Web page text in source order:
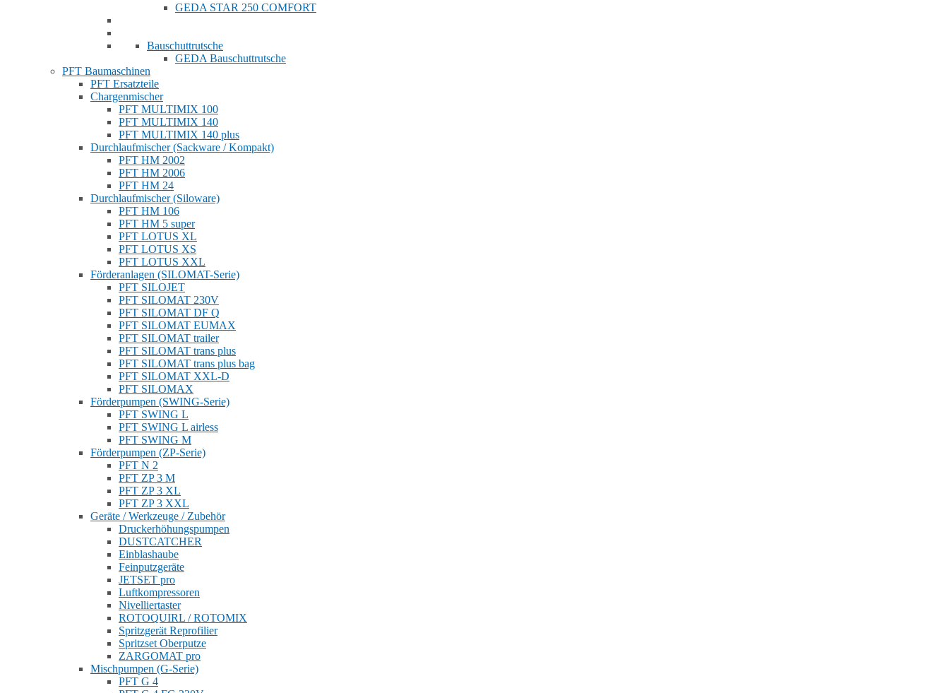
GEDA STAR 250 COMFORT
Bauschuttrutsche
GEDA Bauschuttrutsche
PFT Baumaschinen
PFT Ersatzteile
Chargenmischer
PFT MULTIMIX 100
PFT MULTIMIX 140
PFT MULTIMIX 140 plus
Durchlaufmischer (Sackware / Kompakt)
PFT HM 2002
PFT HM 2006
PFT HM 24
Durchlaufmischer (Siloware)
PFT HM 106
PFT HM 5 super
PFT LOTUS XL
PFT LOTUS XS
PFT LOTUS XXL
Förderanlagen (SILOMAT-Serie)
PFT SILOJET
PFT SILOMAT 230V
PFT SILOMAT DF Q
PFT SILOMAT EUMAX
PFT SILOMAT trailer
PFT SILOMAT trans plus
PFT SILOMAT trans plus bag
PFT SILOMAT XXL-D
PFT SILOMAX
Förderpumpen (SWING-Serie)
PFT SWING L
PFT SWING L airless
PFT SWING M
Förderpumpen (ZP-Serie)
PFT N 2
PFT ZP 3 M
PFT ZP 3 XL
PFT ZP 3 XXL
Geräte / Werkzeuge / Zubehör
Druckerhöhungspumpen
DUSTCATCHER
Einblashaube
Feinputzgeräte
JETSET pro
Luftkompressoren
Nivelliertaster
ROTOQUIRL / ROTOMIX
Spritzgerät Reprofilier
Spritzset Oberputze
ZARGOMAT pro
Mischpumpen (G-Serie)
PFT G 4